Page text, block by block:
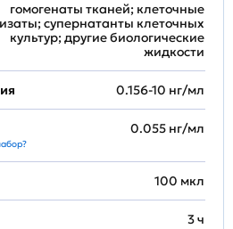
гомогенаты тканей; клеточные
супернатанты клеточных
культур; другие биологические
жидкости
0.156-10 нг/мл
0.055 нг/мл
100 мкл
3 ч